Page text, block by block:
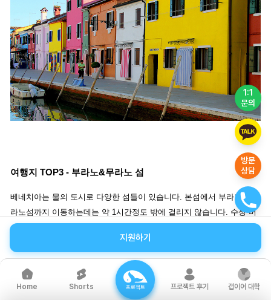
1:1
문의
방문
상담
여행지 TOP3 - 부라노&무라노 섬
베네치아는 물의 도시로 다양한 섬들이 있습니다. 본섬에서 부라노&무
라노섬까지 이동하는데는 약 1시간정도 밖에 걸리지 않습니다. 수상 버
스를 이용하여 도착하게될 무라노섬은 유리공예로 알려진 도시입니다.
10세기 이후부터 유리 공예, 크리스탈을 만들어 왔습니다. 여러 장인들
이 수공예로 만든 유럽 세공 작품들은 베네치아의 관광상품과 예술품으
로 떠올라 전세계로 퍼져 나가게되었습니다. 무라노섬과 함께 많이 하는
섬인 부라노섬은 집의 외벽들이 알록달록한 색들로 칠해져있습니다. 가
지원하기
Home Shorts 프로젝트 프로젝트 후기 갭이어 대학